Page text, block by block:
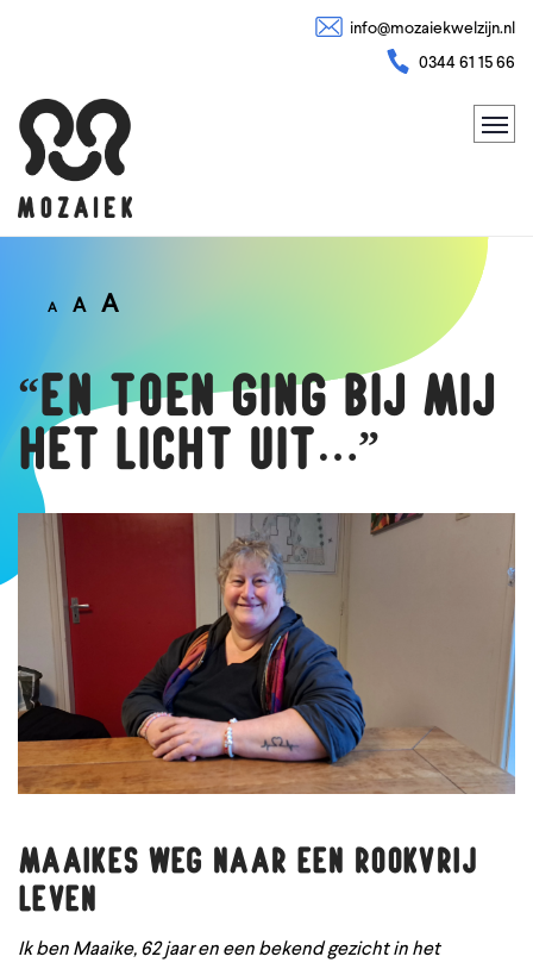
info@mozaiekwelzijn.nl
0344 61 15 66
A A A
“En toen ging bij mij
het licht uit…”
Maaikes weg naar een rookvrij
leven
Ik ben Maaike, 62 jaar en een bekend gezicht in het